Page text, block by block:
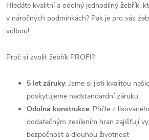
Hledáte kvalitní a odolný jednodílný žebřík,
v náročných podmínkách? Pak je pro vás
volbou!
Proč si zvolit žebřík PROFI?
5 let záruky: Jsme si jisti kvalitou
poskytujeme nadstandardní záruku.
Odolná konstrukce: Příčle z
dodatečným zesílením hran zajišťují
bezpečnost a dlouhou životnost